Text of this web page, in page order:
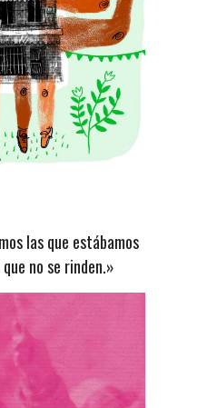
las que estábamos
no se rinden.»